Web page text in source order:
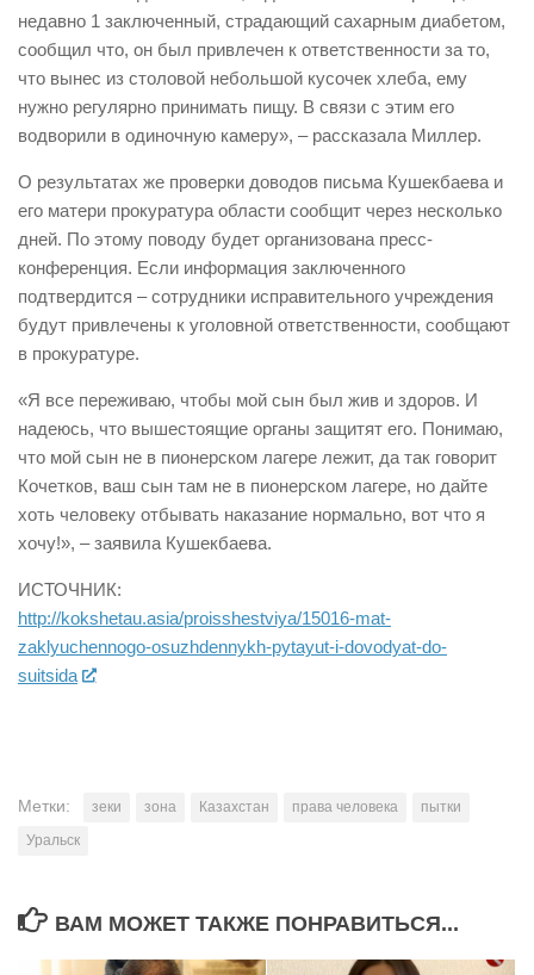
недавно 1 заключенный, страдающий сахарным диабетом,
сообщил что, он был привлечен к ответственности за то,
что вынес из столовой небольшой кусочек хлеба, ему
нужно регулярно принимать пищу. В связи с этим его
водворили в одиночную камеру», – рассказала Миллер.
О результатах же проверки доводов письма Кушекбаева и
его матери прокуратура области сообщит через несколько
дней. По этому поводу будет организована пресс-
конференция. Если информация заключенного
подтвердится – сотрудники исправительного учреждения
будут привлечены к уголовной ответственности, сообщают
в прокуратуре.
«Я все переживаю, чтобы мой сын был жив и здоров. И
надеюсь, что вышестоящие органы защитят его. Понимаю,
что мой сын не в пионерском лагере лежит, да так говорит
Кочетков, ваш сын там не в пионерском лагере, но дайте
хоть человеку отбывать наказание нормально, вот что я
хочу!», – заявила Кушекбаева.
ИСТОЧНИК:
http://kokshetau.asia/proisshestviya/15016-mat-
zaklyuchennogo-osuzhdennykh-pytayut-i-dovodyat-do-
suitsida
Метки: зеки зона Казахстан права человека
пытки
Уральск
ВАМ МОЖЕТ ТАКЖЕ ПОНРАВИТЬСЯ...